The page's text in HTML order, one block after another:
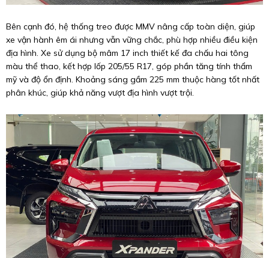
Bên cạnh đó, hệ thống treo được MMV nâng cấp toàn diện, giúp
xe vận hành êm ái nhưng vẫn vững chắc, phù hợp nhiều điều kiện
địa hình. Xe sử dụng bộ mâm 17 inch thiết kế đa chấu hai tông
màu thể thao, kết hợp lốp 205/55 R17, góp phần tăng tính thẩm
mỹ và độ ổn định. Khoảng sáng gầm 225 mm thuộc hàng tốt nhất
phân khúc, giúp khả năng vượt địa hình vượt trội.